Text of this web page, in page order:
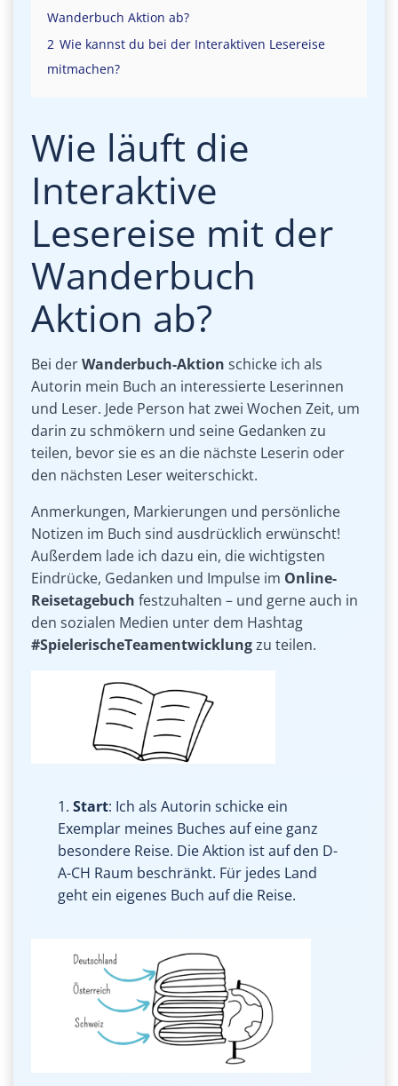
Wanderbuch Aktion ab?
2 Wie kannst du bei der Interaktiven Lesereise
mitmachen?
Wie läuft die
Interaktive
Lesereise mit der
Wanderbuch
Aktion ab?
Bei derWanderbuch-Aktion schicke ich als
Autorin mein Buch an interessierte Leserinnen
und Leser. Jede Person hat zwei Wochen Zeit, um
darin zu schmökern und seine Gedanken zu
teilen, bevor sie es an die nächste Leserin oder
den nächsten Leser weiterschickt.
Anmerkungen, Markierungen und persönliche
Notizen im Buch sind ausdrücklich erwünscht!
Außerdem lade ich dazu ein, die wichtigsten
Eindrücke, Gedanken und Impulse im Online-
Reisetagebuch festzuhalten – und gerne auch in
den sozialen Medien unter dem Hashtag
#SpielerischeTeamentwicklungzu teilen.
1. Start: Ich als Autorin schicke ein
Exemplar meines Buches auf eine ganz
besondere Reise. Die Aktion ist auf den D-
A-CH Raum beschränkt. Für jedes Land
geht ein eigenes Buch auf die Reise.